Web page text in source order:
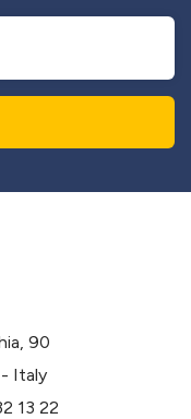
90
Italy
13 22